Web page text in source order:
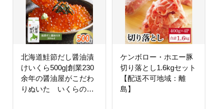
北海道鮭節だし醤油漬
けいくら500g|創業230
余年の醤油屋がこだわ
りぬいた いくらの醤
ケンボロー・ホエー豚
切り落とし1.6kgセット
【配送不可地域：離
島】